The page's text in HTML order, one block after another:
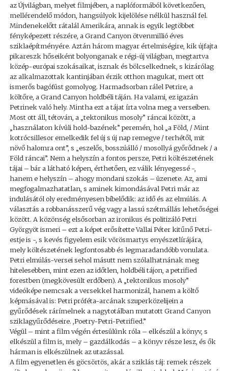
az Újvilágban, melyet filmjében, a naplóformából következően,
mellérendelő módon, hangsúlyok kijelölése nélkül használ fel.
Mindenekelőtt rátalál Amerikára, annak is egyik legtöbbet
fényképezett részére, a Grand Canyon ötvenmillió éves
sziklaépítményére. Aztán három magyar értelmiségire, kik újfajta
pikareszk hőseiként bolyonganak e régi-új világban, megtartva
közép-európai szokásaikat, isznak és bölcselkednek, s kizárólag
az alkalmazottak kantinjában érzik otthon magukat, mert ott
ismerős bagófüst gomolyog. Harmadsorban rálel Petrire, a
költőre, a Grand Canyon holdbéli táján. Ha valami, ez igazán
Petrinek való hely. Mintha ezt a tájat írta volna meg a verseiben.
Most ott áll, tétován, a „tektonikus mosoly” ráncai között, a
„használaton kívüli hold-bazének” peremén, hol „a Föld, / Mint
kotrócsillesor emelkedik fel új s új nap remegve / terhétől, mit
növő halomra ont”, s „eszelős, bosszúálló / mosollyá győrődnek / a
Föld ráncai”. Nem a helyszín a fontos persze, Petri költészetének
tájai – bár a látható képen, érthetően, ez válik lényegessé -,
hanem e helyszín – ahogy mondani szokás – üzenete. Az, ami
megfogalmazhatatlan, s aminek kimondásával Petri már az
indulásától oly eredményesen bíbelődik: az idő és az elmúlás. A
választás a robbanásszerű vég vagy a lassú szétmállás lehetőségei
között. A közönség elsősorban az ironikus és politizáló Petri
Györgyöt ismeri – ezt a képet erősítette Vallai Péter kitűnő Petri-
estje is -, s kevés figyelem esik vörösmartys enyészetlírájára,
mely költészetének legfontosabb és legmaradandóbb vonulata.
Petri elmúlás-versei sehol másutt nem szólalhatnának meg
hitelesebben, mint ezen az időtlen, holdbéli tájon, a petrified
forestben (megkövesült erdőben). A „tektonikus mosoly”
videóképe nemcsak a versekkel harmonizál, hanem a költő
képmásával is: Petri próféta-arcának szuperközelijein a
gyűrődések rárímelnek a nagytotálban mutatott Grand Canyon
sziklagyűrődéseire. ,Poetry-Petri-Petrified.”
Végül – mint a film végén értesülünk róla – elkészül a könyv, s
elkészül a film is, mely – gazdálkodás – a könyv része lesz, és ők
hárman is elkészülnek az utazással.
A film egyenetlen és göcsörtös, akár a sziklás táj: remek részek